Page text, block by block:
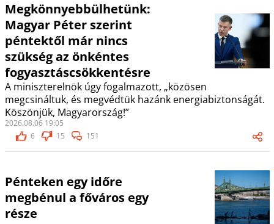
Megkönnyebbülhetünk:
Magyar Péter szerint
péntektől már nincs
szükség az önkéntes
fogyasztáscsökkentésre
A miniszterelnök úgy fogalmazott, „közösen
megcsináltuk, és megvédtük hazánk energiabiztonságát.
Köszönjük, Magyarország!”
2026.08.06 19:05
6
15 151
Pénteken egy időre
megbénul a főváros egy
része